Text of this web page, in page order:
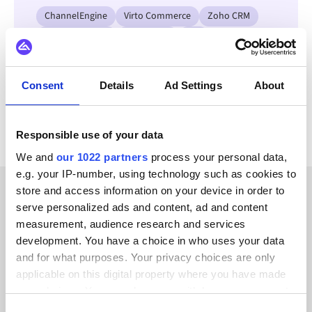
Consent Details Ad Settings About
Responsible use of your data
We and our 1022 partners process your personal data,
e.g. your IP-number, using technology such as cookies to
store and access information on your device in order to
serve personalized ads and content, ad and content
measurement, audience research and services
development. You have a choice in who uses your data
and for what purposes. Your privacy choices are only
applicable on this digital property where you have made
your choices. You can change or withdraw your consent
ChannelEngine Virto Commerce
Zoho CRM
Se alla Istia-integrationer
KUNDBERÄTTELSER
Explore stories from our
satisfied clients